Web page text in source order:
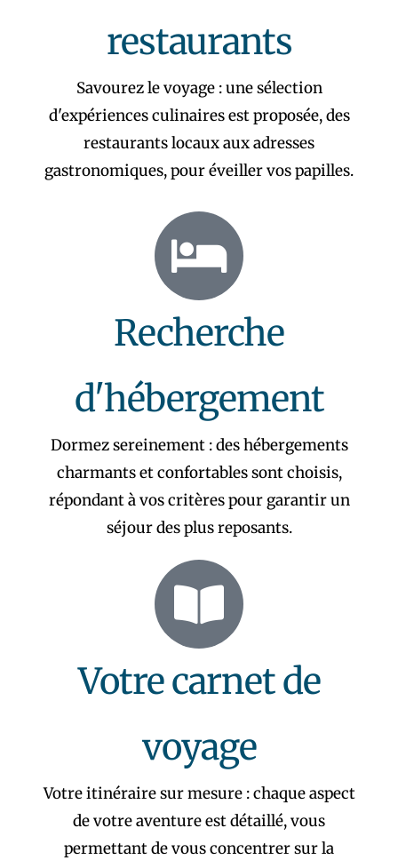
restaurants
Savourez le voyage : une sélection
d'expériences culinaires est proposée, des
restaurants locaux aux adresses
gastronomiques, pour éveiller vos papilles.
Recherche
d'hébergement
Dormez sereinement : des hébergements
charmants et confortables sont choisis,
répondant à vos critères pour garantir un
séjour des plus reposants.
Votre carnet de
voyage
Votre itinéraire sur mesure : chaque aspect
de votre aventure est détaillé, vous
permettant de vous concentrer sur la